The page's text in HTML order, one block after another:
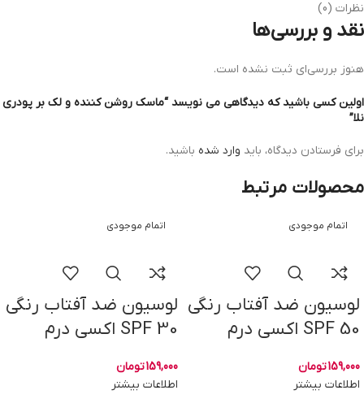
نظرات (0)
نقد و بررسی‌ها
هنوز بررسی‌ای ثبت نشده است.
اولین کسی باشید که دیدگاهی می نویسد “ماسک روشن کننده و لک بر پودری
نلا”
برای فرستادن دیدگاه، باید وارد شده باشید.
محصولات مرتبط
اتمام موجودی
لوسیون ضد آفتاب رنگی
SPF 50 اکسی درم
159,000تومان
اطلاعات بیشتر
اتمام موجودی
لوسیون ضد آفتاب رنگی
SPF 30 اکسی درم
159,000تومان
اطلاعات بیشتر